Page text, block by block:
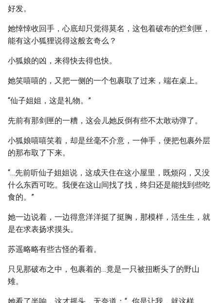
好发。
她悻悻收回手，心底却只觉得莫名，这包着破布的烂剑匣，
能有这小狐狸说得这般玄奇么？
小狐娘的凶，来得快去得也快。
她笑嘻嘻的，又把一侧的一个包裹取了过来，端在桌上。
“仙子姐姐，这是礼物。”
先前有那剑匣的一糟，这会儿她反倒有些不太敢动弹了。
小狐娘嘻嘻笑着，却是丝毫不介意，一伸手，便把包裹外层
的那布取了下来。
“…先前听仙子姐姐说，这成天住在这小屋里，既烦闷，又没
什么东西可吃。我便在这山间找了找，终归还是能找到些吃
食的。”
她一边说着，一边得意洋洋挺了挺胸，那模样，活生生，就
是在求表扬求摸头。
苏遥略略有些古怪的看着。
只见那破布之中，包裹着的…竟是一只被扭断头了的野山
雉。